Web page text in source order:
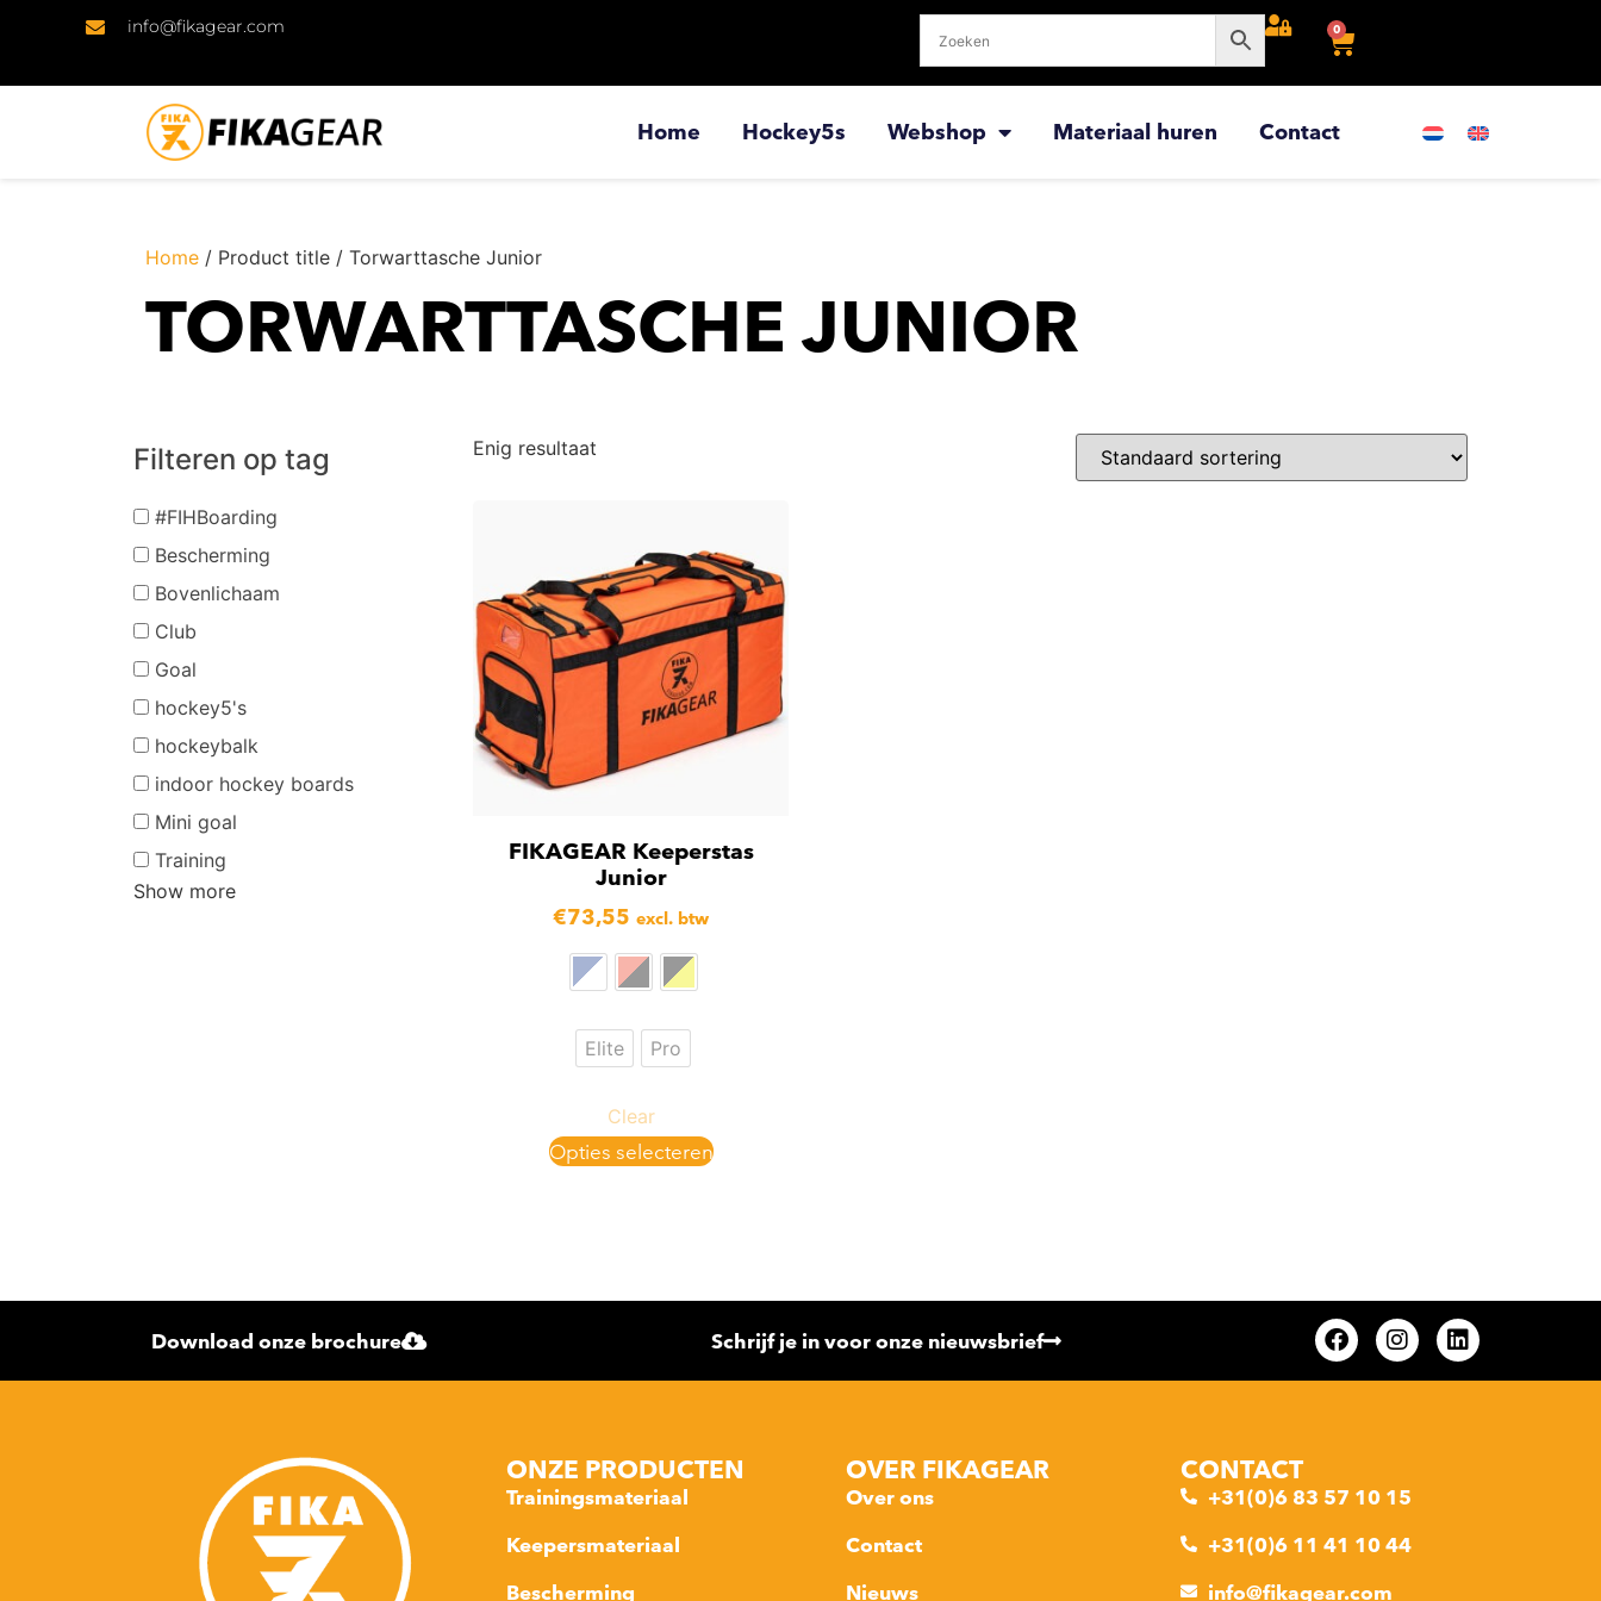
info@fikagear.com 0
Home Hockey5s Webshop Materiaal huren Contact
Home / Product title / Torwarttasche Junior
TORWARTTASCHE JUNIOR
Filteren op tag
#FIHBoarding
Bescherming
Bovenlichaam
Club
Goal
hockey5's
hockeybalk
indoor hockey boards
Mini goal
Training
Show more
Enig resultaat
FIKAGEAR Keeperstas
Junior
€73,55 excl. btw
Elite Pro
Clear
Opties selecteren
Download onze brochure Schrijf je in voor onze nieuwsbrief
ONZE PRODUCTEN
Trainingsmateriaal
Keepersmateriaal
Bescherming
OVER FIKAGEAR
Over ons
Contact
Nieuws
CONTACT
+31(0)6 83 57 10 15
+31(0)6 11 41 10 44
info@fikagear.com